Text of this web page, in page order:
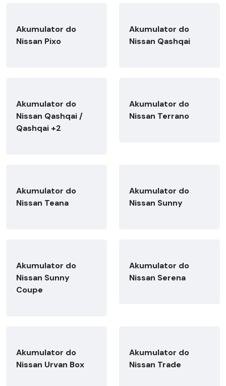
Akumulator do
Nissan Pixo
Akumulator do
Nissan Qashqai
Akumulator do
Nissan Qashqai /
Qashqai +2
Akumulator do
Nissan Terrano
Akumulator do
Nissan Teana
Akumulator do
Nissan Sunny
Akumulator do
Nissan Sunny
Coupe
Akumulator do
Nissan Serena
Akumulator do
Nissan Urvan Box
Akumulator do
Nissan Trade